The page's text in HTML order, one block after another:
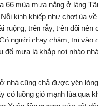
66 mùa mưa nắng ở làng
kinh khiếp như chợt ùa
ruộng, trên rẫy, trên đồi
người chạy chậm, trú vào
đổ mưa là khắp nơi nháo
nhà cũng chả được yên
có luồng gió mạnh lùa qua